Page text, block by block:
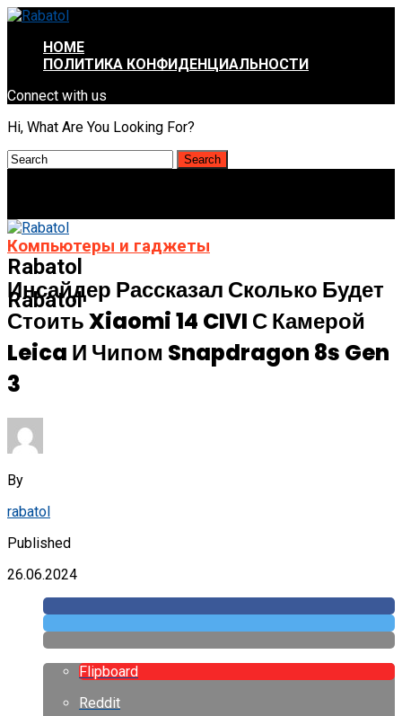
HOME
ПОЛИТИКА КОНФИДЕНЦИАЛЬНОСТИ
Connect with us
Hi, What Are You Looking For?
Rabatol
Rabatol
Компьютеры и гаджеты
Инсайдер Рассказал Сколько Будет
Стоить Xiaomi 14 CIVI С Камерой
Leica И Чипом Snapdragon 8s Gen
3
By
rabatol
Published
26.06.2024
Flipboard
Reddit